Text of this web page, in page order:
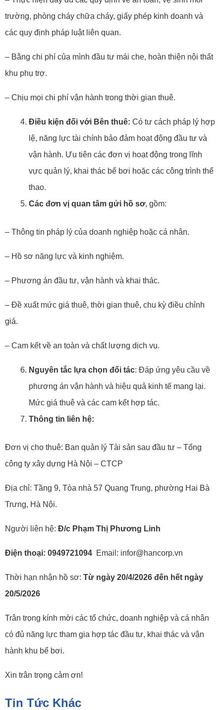
trường, phòng cháy chữa cháy, giấy phép kinh doanh và
các quy định pháp luật liên quan.
– Bằng chi phí của mình đầu tư mái che, hoàn thiện nội thất
khu phụ trợ.
– Chịu mọi chi phí vận hành trong thời gian thuê.
Điều kiện đối với Bên thuê: Có tư cách pháp lý hợp
lệ, năng lực tài chính bảo đảm hoạt động đầu tư và
vận hành. Ưu tiên các đơn vị hoạt động trong lĩnh
vực quản lý, khai thác bể bơi hoặc các công trình thể
thao.
Các đơn vị quan tâm gửi hồ sơ, gồm:
– Thông tin pháp lý của doanh nghiệp hoặc cá nhân.
– Hồ sơ năng lực và kinh nghiệm.
– Phương án đầu tư, vận hành và khai thác.
– Đề xuất mức giá thuê, thời gian thuê, chu kỳ điều chỉnh
giá.
– Cam kết về an toàn và chất lượng dịch vụ.
Nguyên tắc lựa chọn đối tác: Đáp ứng yêu cầu về
phương án vận hành và hiệu quả kinh tế mang lại.
Mức giá thuê và các cam kết hợp tác.
Thông tin liên hệ:
Đơn vị cho thuê: Ban quản lý Tài sản sau đầu tư – Tổng
công ty xây dựng Hà Nội – CTCP
Địa chỉ: Tầng 9, Tòa nhà 57 Quang Trung, phường Hai Bà
Trưng, Hà Nội.
Người liên hệ: Đ/c Phạm Thị Phương Linh
Điện thoại: 0949721094 Email: infor@hancorp.vn
Thời hạn nhận hồ sơ: Từ ngày 20/4/2026 đến hết ngày
20/5/2026
Trân trọng kính mời các tổ chức, doanh nghiệp và cá nhân
có đủ năng lực tham gia hợp tác đầu tư, khai thác và vận
hành khu bể bơi.
Xin trân trọng cảm ơn!
Tin Tức Khác